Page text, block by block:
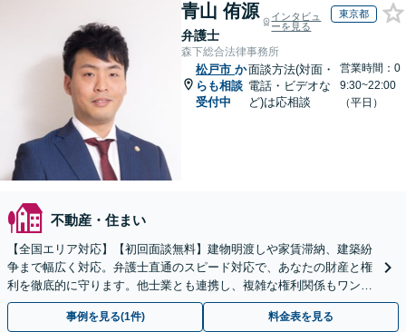
青山 侑源
弁護士
インタビュ
ーを見る
東京都
森下総合法律事務所
松戸市 か
らも相談
受付中
面談方法(対面・
電話・ビデオな
ど)は応相談
営業時間：0
9:30~22:00
（平日）
不動産・住まい
【全国エリア対応】【初回面談無料】建物明渡しや家賃滞納、建築紛
争まで幅広く対応。弁護士直通のスピード対応で、あなたの財産と権
利を徹底的に守ります。他士業とも連携し、複雑な権利関係もワンス
トップで解決。【弁護士直通・LINE相談可】
事例を見る(1件) 料金表を見る